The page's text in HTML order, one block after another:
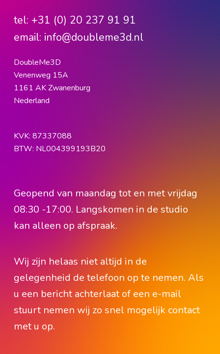
tel: +31 (0) 20 237 91 91
email: info@doubleme3d.nl
DoubleMe3D
Venenweg 15A
1161 AK Zwanenburg
Nederland
KVK: 87337088
BTW: NL004399193B20
Geopend van maandag tot en met vrijdag
08:30 -17:00. Langskomen in de studio
kan alleen op afspraak.
Wij zijn helaas niet altijd in de
gelegenheid de telefoon op te nemen. Als
u een bericht achterlaat of een e-mail
stuurt nemen wij zo snel mogelijk contact
met u op.